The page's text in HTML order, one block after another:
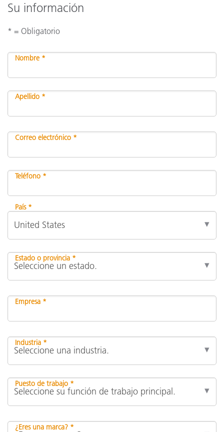
Su información
* = Obligatorio
Nombre *
Apellido *
Correo electrónico *
Teléfono *
País *
Estado o provincia *
Empresa *
Industria *
Puesto de trabajo *
¿Eres una marca? *